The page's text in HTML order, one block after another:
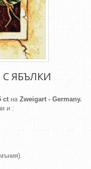
С ЯБЪЛКИ
ctна Zweigart - Germany.
и :